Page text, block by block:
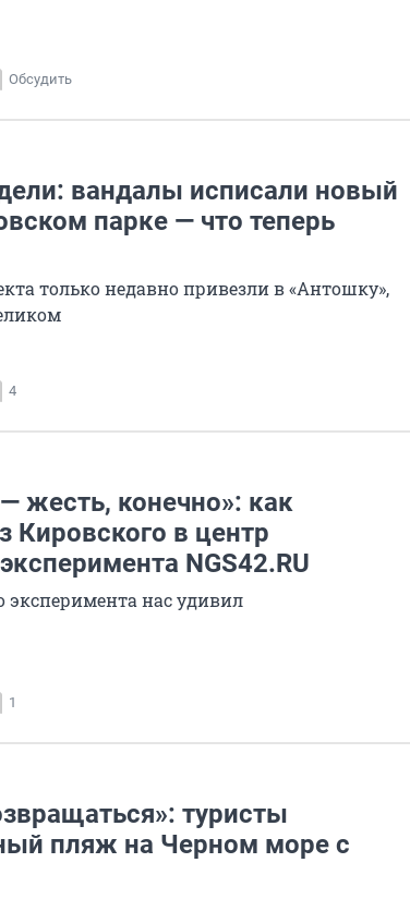
Обсудить
вандалы исписали новый
парке — что теперь
только недавно привезли в «Антошку»,
4
жесть, конечно»: как
Кировского в центр
NGS42.RU
эксперимента нас удивил
1
туристы
пляж на Черном море с